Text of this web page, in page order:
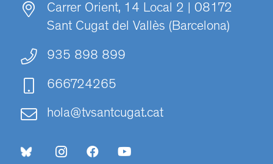
Carrer Orient, 14 Local 2 | 08172
Sant Cugat del Vallès (Barcelona)
935 898 899
666724265
hola@tvsantcugat.cat